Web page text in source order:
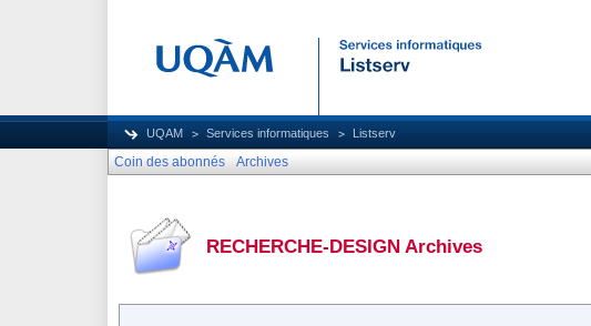
UQAM Services informatiques Listserv
Coin des abonnés Archives
RECHERCHE-DESIGN Archives